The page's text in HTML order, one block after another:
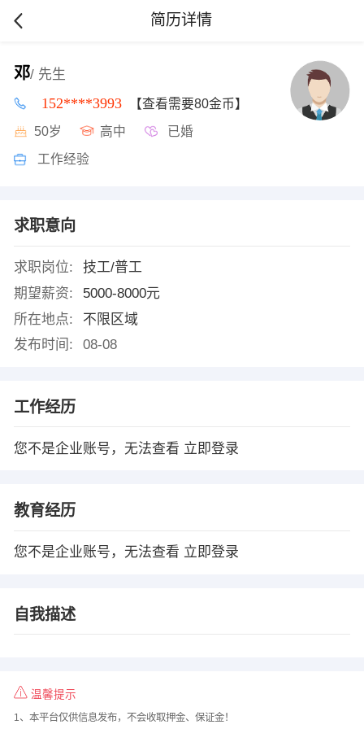
简历详情
邓/ 先生
152****3993 【查看需要80金币】
50岁 高中 已婚
工作经验
求职意向
求职岗位:
技工/普工
期望薪资:
5000-8000元
所在地点:
不限区域
发布时间:
08-08
工作经历
您不是企业账号，无法查看 立即登录
教育经历
您不是企业账号，无法查看 立即登录
自我描述
温馨提示
1、本平台仅供信息发布，不会收取押金、保证金！